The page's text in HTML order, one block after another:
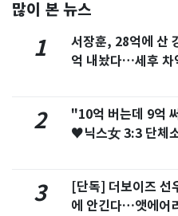
많이 본 뉴스
1
서장훈, 28억에 산
억 내놨다…세후
2
"10억 버는데 9억
♥닉스女 3:3 단체
3
[단독] 더보이즈 선
에 안긴다…앳에어